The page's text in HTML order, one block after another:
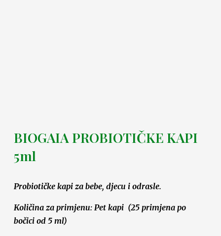
BIOGAIA PROBIOTIČKE KAPI
5ml
Probiotičke kapi za bebe, djecu i odrasle.
Količina za primjenu: Pet kapi (25 primjena po
bočici od 5 ml)